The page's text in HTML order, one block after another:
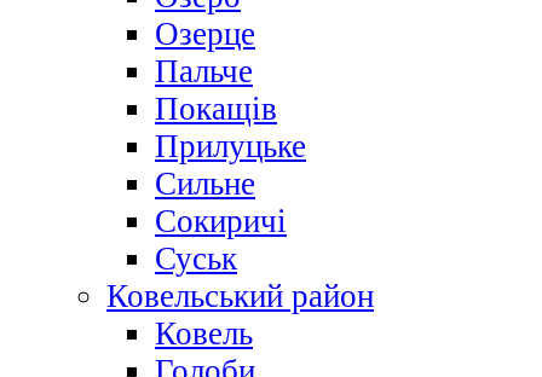
Озерце
Пальче
Покащів
Прилуцьке
Сильне
Сокиричі
Суськ
Ковельський район
Ковель